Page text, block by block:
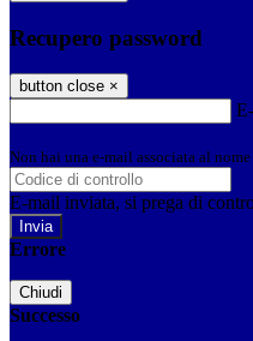
Recupero password
button close ×
Non hai una e-mail associata al
E-mail inviata, si prega di
Errore
Chiudi
Successo